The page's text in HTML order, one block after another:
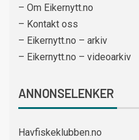
– Om Eikernytt.no
– Kontakt oss
– Eikernytt.no – arkiv
– Eikernytt.no – videoarkiv
ANNONSELENKER
Havfiskeklubben.no